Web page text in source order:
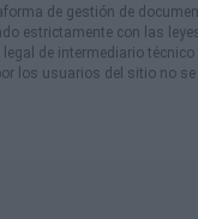
ya que yo les he
Yahweh que ustedes
lealtad a mi familia.
de gestión de
estrictamente con las
de intermediario
los usuarios del sitio no se